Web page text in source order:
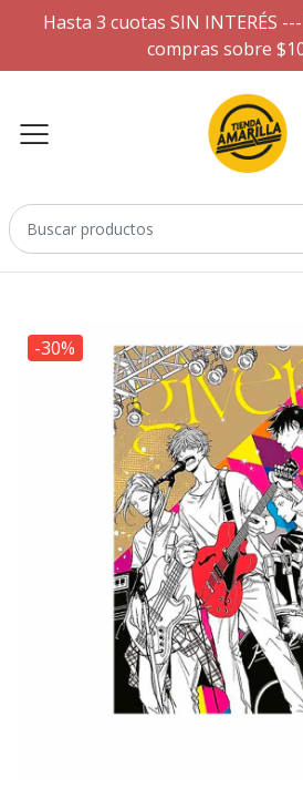
Hasta 3 cuotas SIN INTERÉS
compras sobre
-30%